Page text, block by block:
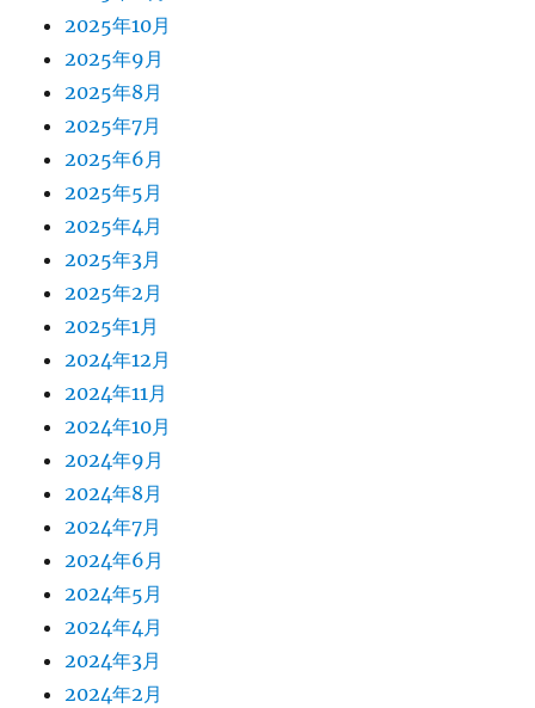
2025年10月
2025年9月
2025年8月
2025年7月
2025年6月
2025年5月
2025年4月
2025年3月
2025年2月
2025年1月
2024年12月
2024年11月
2024年10月
2024年9月
2024年8月
2024年7月
2024年6月
2024年5月
2024年4月
2024年3月
2024年2月